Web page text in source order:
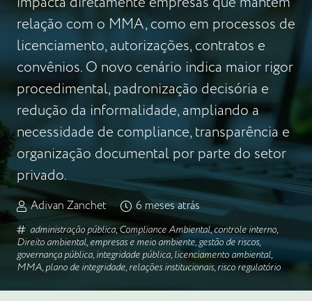
relação com o MMA, como em processos de
licenciamento, autorizações, contratos e
convênios. O novo cenário indica maior rigor
procedimental, padronização decisória e
redução da informalidade, ampliando a
necessidade de compliance, transparência e
organização documental por parte do setor
privado.
Adivan Zanchet 6 meses atrás
administração pública,Compliance Ambiental,controle interno,
Direito ambiental,empresas e meio ambiente,gestão de riscos,
governança pública,integridade pública,licenciamento ambiental,
MMA,plano de integridade,relações institucionais,risco regulatório